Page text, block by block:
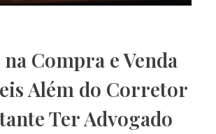
Compra e Venda
Além do Corretor
Ter Advogado